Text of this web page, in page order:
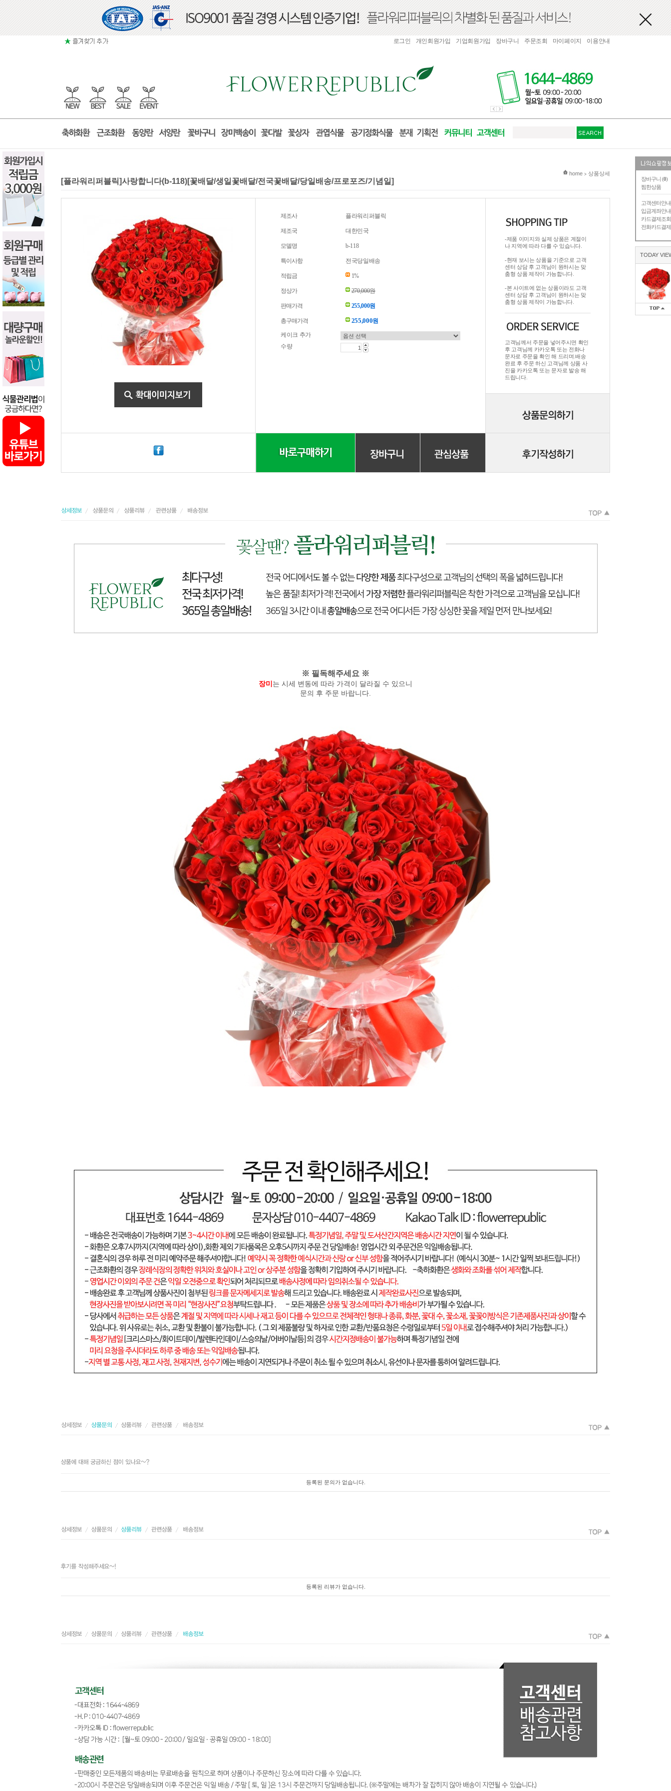
장바구니 (0)
찜한상품
고객센터안내
입금계좌안내
카드결제조회
전화카드결제
TODAY
로그인 개인회원가입 기업회원가입 장바구니 주문조회 마이페이지 이용안내
현재 위치
home > 상품상세
[플라워리퍼블릭]사랑합니다(b-118)[꽃배달/생일꽃배달/전국꽃배달/당일배송/프로포즈/기념일]
제조사 플라워리퍼블릭
제조국 대한민국
모델명 b-118
특이사항 전국당일배송
적립금 1%
정상가 270,000원
판매가격 255,000원
총구매가격 255,000원
케이크 추가
수량
-제품 이미지와 실제 상품은 계절이
나 지역에 따라 다를 수 있습니다.
-현재 보시는 상품을 기준으로 고객
센터 상담 후 고객님이 원하시는 맞
춤형 상품 제작이 가능합니다.
-본 사이트에 없는 상품이라도 고객
센터 상담 후 고객님이 원하시는 맞
춤형 상품 제작이 가능합니다.
고객님께서 주문을 넣어주시면 확인
후 고객님께 카카오톡 또는 전화나
문자로 주문을 확인 해 드리며.배송
완료 후 주문 하신 고객님께 상품 사
진을 카카오톡 또는 문자로 발송 해
드립니다.
※ 필독해주세요 ※
장미 는 시세 변동에 따라 가격이 달라질 수 있으니
문의 후 주문 바랍니다.
등록된 문의가 없습니다.
등록된 리뷰가 없습니다.